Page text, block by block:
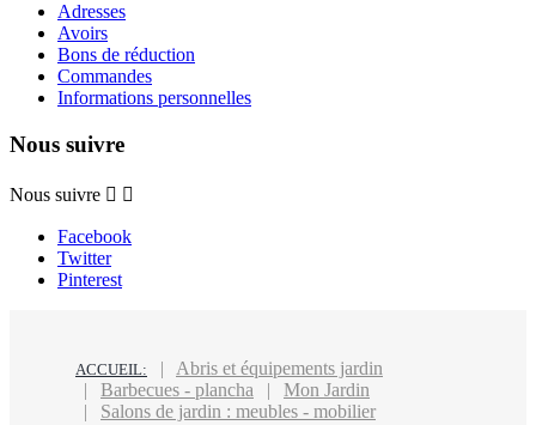
Adresses
Avoirs
Bons de réduction
Commandes
Informations personnelles
Nous suivre
Nous suivre  
Facebook
Twitter
Pinterest
ACCUEIL:
Abris et équipements jardin
Barbecues - plancha
Mon Jardin
Salons de jardin : meubles - mobilier